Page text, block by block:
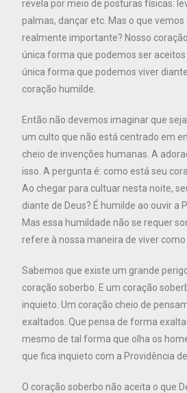
revela por meio de posturas físicas:
palmas, dançar etc. Mas o que vemos
realmente importante? Nosso
única forma que podemos ser aceitos
única forma que podemos viver
coração humilde.
Então não devemos imaginar que
um culto que não está centrado em
cheio de invenções humanas. A
isso. A pergunta é: como está seu
Ao chegar para cultuar nesta noite,
diante de Deus? É humilde ao ouvir a
Mas essa humildade não se requer
refere à nossa maneira de viver como
Sabemos que existe um grande
coração soberbo. E um coração
inquieto. Um coração cheio de
exaltados. Que pensa de forma
mesmo de tal forma que olha os
que fica inquieto com a Providência de
O coração soberbo não aceita o que